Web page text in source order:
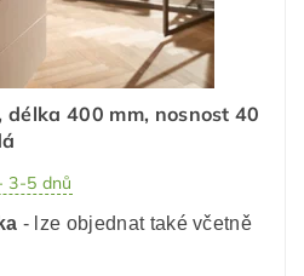
400 mm, nosnost 40
3-5 dnů
- lze objednat také včetně